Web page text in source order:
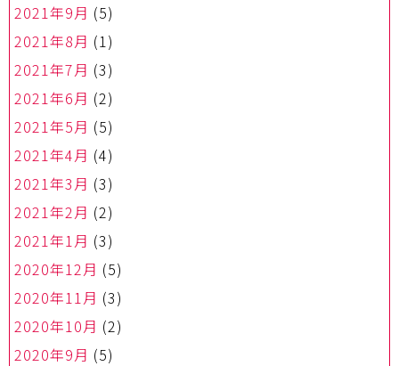
2021年9月 (5)
2021年8月 (1)
2021年7月 (3)
2021年6月 (2)
2021年5月 (5)
2021年4月 (4)
2021年3月 (3)
2021年2月 (2)
2021年1月 (3)
2020年12月 (5)
2020年11月 (3)
2020年10月 (2)
2020年9月 (5)